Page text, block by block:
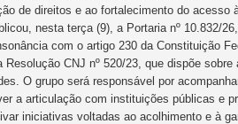
de direitos e ao fortalecimento do acesso
nesta terça (9), a Portaria nº 10.832/
com o artigo 230 da Constituição
Resolução CNJ nº 520/23, que dispõe
O grupo será responsável por
a articulação com instituições públicas e
iniciativas voltadas ao acolhimento e à